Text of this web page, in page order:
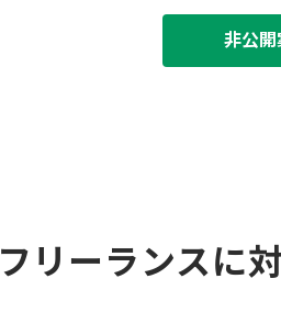
非公
フリーランスに